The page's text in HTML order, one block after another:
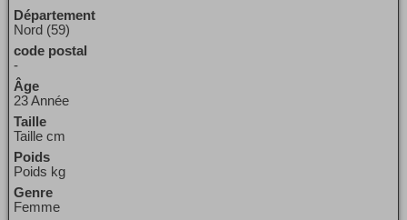
Département
Nord (59)
code postal
-
Âge
23 Année
Taille
Taille cm
Poids
Poids kg
Genre
Femme